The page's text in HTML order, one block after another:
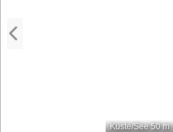
Küste/See 50 m